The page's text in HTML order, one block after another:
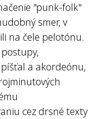
"punk-folk"
smer, v
na čele pelotónu.
a akordeónu,
cez drsné texty